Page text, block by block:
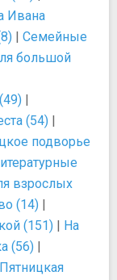
Ивана
| Семейные
большой
|
(54) |
подворье
взрослых
(14) |
(151) | На
(56) |
Пятницкая